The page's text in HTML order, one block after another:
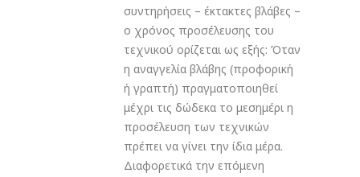
συντηρήσεις – έκτακτες βλάβες –
ο χρόνος προσέλευσης του
τεχνικού ορίζεται ως εξής: Όταν
η αναγγελία βλάβης (προφορική
ή γραπτή) πραγματοποιηθεί
μέχρι τις δώδεκα το μεσημέρι η
προσέλευση των τεχνικών
πρέπει να γίνει την ίδια μέρα.
Διαφορετικά την επόμενη